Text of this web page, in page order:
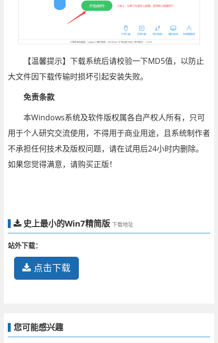
【温馨提示】下载系统后请校验一下MD5值，以防止
大文件因下载传输时损坏引起安装失败。
免责条款
本Windows系统及软件版权属各自产权人所有，只可
用于个人研究交流使用，不得用于商业用途，且系统制作者
不承担任何技术及版权问题，请在试用后24小时内删除。
如果您觉得满意，请购买正版！
史上最小的Win7精简版 下载地址
站外下载：
点击下载
您可能感兴趣